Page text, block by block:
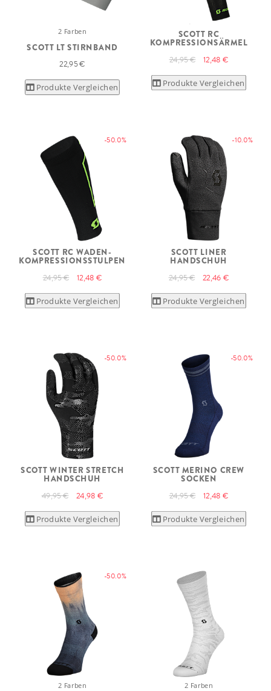
2 Farben
SCOTT LT STIRNBAND
22,95 €
Produkte Vergleichen
SCOTT RC
KOMPRESSIONSÄRMEL
24,95 € 12,48 €
Produkte Vergleichen
-50.0%
SCOTT RC WADEN-
KOMPRESSIONSSTULPEN
24,95 € 12,48 €
Produkte Vergleichen
-10.0%
SCOTT LINER
HANDSCHUH
24,95 € 22,46 €
Produkte Vergleichen
-50.0%
SCOTT WINTER STRETCH
HANDSCHUH
49,95 € 24,98 €
Produkte Vergleichen
-50.0%
SCOTT MERINO CREW
SOCKEN
24,95 € 12,48 €
Produkte Vergleichen
-50.0%
2 Farben 2 Farben